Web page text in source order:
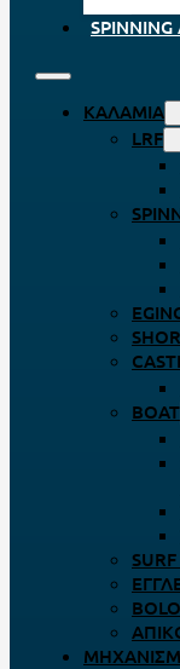
SPINNING
ΚΑΛΆΜΙΑ
LRF
BOAT